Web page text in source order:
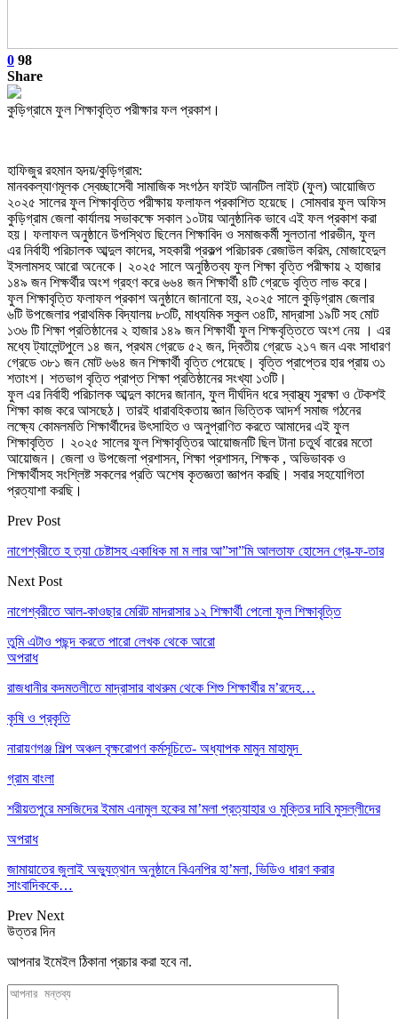
0 98
Share
কুড়িগ্রামে ফুল শিক্ষাবৃত্তি পরীক্ষার ফল প্রকাশ।
হাফিজুর রহমান হৃদয়/কুড়িগ্রাম:
মানবকল্যাণমূলক স্বেচ্ছাসেবী সামাজিক সংগঠন ফাইট আনটিল লাইট (ফুল) আয়োজিত
২০২৫ সালের ফুল শিক্ষাবৃত্তি পরীক্ষায় ফলাফল প্রকাশিত হয়েছে। সোমবার ফুল অফিস
কুড়িগ্রাম জেলা কার্যালয় সভাকক্ষে সকাল ১০টায় আনুষ্ঠানিক ভাবে এই ফল প্রকাশ করা
হয়। ফলাফল অনুষ্ঠানে উপস্থিত ছিলেন শিক্ষাবিদ ও সমাজকর্মী সুলতানা পারভীন, ফুল
এর নির্বাহী পরিচালক আব্দুল কাদের, সহকারী প্রকল্প পরিচারক রেজাউল করিম, মোজাহেদুল
ইসলামসহ আরো অনেকে। ২০২৫ সালে অনুষ্ঠিতব্য ফুল শিক্ষা বৃত্তি পরীক্ষায় ২ হাজার
১৪৯ জন শিক্ষর্থীর অংশ গ্রহণ করে ৬৬৪ জন শিক্ষার্থী ৪টি গ্রেডে বৃত্তি লাভ করে।
ফুল শিক্ষাবৃত্তি ফলাফল প্রকাশ অনুষ্ঠানে জানানো হয়, ২০২৫ সালে কুড়িগ্রাম জেলার
৬টি উপজেলার প্রাথমিক বিদ্যালয় ৮৩টি, মাধ্যমিক স্কুল ৩৪টি, মাদ্রাসা ১৯টি সহ মোট
১৩৬ টি শিক্ষা প্রতিষ্ঠানের ২ হাজার ১৪৯ জন শিক্ষার্থী ফুল শিক্ষবৃত্তিতে অংশ নেয় । এর
মধ্যে ট্যালেন্টপুলে ১৪ জন, প্রথম গ্রেডে ৫২ জন, দ্বিতীয় গ্রেডে ২১৭ জন এবং সাধারণ
গ্রেডে ৩৮১ জন মোট ৬৬৪ জন শিক্ষার্থী বৃত্তি পেয়েছে। বৃত্তি প্রাপ্তের হার প্রায় ৩১
শতাংশ। শতভাগ বৃত্তি প্রাপ্ত শিক্ষা প্রতিষ্ঠানের সংখ্যা ১৩টি।
ফুল এর নির্বাহী পরিচালক আব্দুল কাদের জানান, ফুল দীর্ঘদিন ধরে স্বাস্থ্য সুরক্ষা ও টেকশই
শিক্ষা কাজ করে আসছেঠ। তারই ধারাবহিকতায় জ্ঞান ভিত্তিক আদর্শ সমাজ গঠনের
লক্ষ্যে কোমলমতি শিক্ষার্থীদের উৎসাহিত ও অনুপ্রাণিত করতে আমাদের এই ফুল
শিক্ষাবৃত্তি । ২০২৫ সালের ফুল শিক্ষাবৃত্তির আয়োজনটি ছিল টানা চতুর্থ বারের মতো
আয়োজন। জেলা ও উপজেলা প্রশাসন, শিক্ষা প্রশাসন, শিক্ষক , অভিভাবক ও
শিক্ষার্থীসহ সংশ্লিষ্ট সকলের প্রতি অশেষ কৃতজ্ঞতা জ্ঞাপন করছি। সবার সহযোগিতা
প্রত্যাশা করছি।
Prev Post
নাগেশ্বরীতে হ ত্যা চেষ্টাসহ একাধিক মা ম লার আ”সা”মি আলতাফ হোসেন গ্রে-ফ-তার
Next Post
নাগেশ্বরীতে আল-কাওছার মেরিট মাদরাসার ১২ শিক্ষার্থী পেলো ফুল শিক্ষাবৃত্তি
তুমি এটাও পছন্দ করতে পারো লেখক থেকে আরো
অপরাধ
রাজধানীর কদমতলীতে মাদ্রাসার বাথরুম থেকে শিশু শিক্ষার্থীর ম’রদেহ…
কৃষি ও প্রকৃতি
নারায়ণগঞ্জ শিল্প অঞ্চল বৃক্ষরোপণ কর্মসূচিতে- অধ্যাপক মামুন মাহামুদ
গ্রাম বাংলা
শরীয়তপুরে মসজিদের ইমাম এনামুল হকের মা’মলা প্রত্যাহার ও মুক্তির দাবি মুসল্লীদের
অপরাধ
জামায়াতের জুলাই অভ্যুত্থান অনুষ্ঠানে বিএনপির হা’মলা, ভিডিও ধারণ করার
সাংবাদিককে…
Prev Next
উত্তর দিন
আপনার ইমেইল ঠিকানা প্রচার করা হবে না.